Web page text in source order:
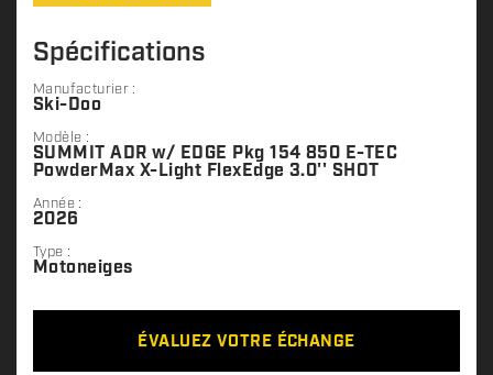
Spécifications
Manufacturier :
Ski-Doo
Modèle :
SUMMIT ADR w/ EDGE Pkg 154 850 E-TEC
PowderMax X-Light FlexEdge 3.0'' SHOT
Année :
2026
Type :
Motoneiges
ÉVALUEZ VOTRE ÉCHANGE